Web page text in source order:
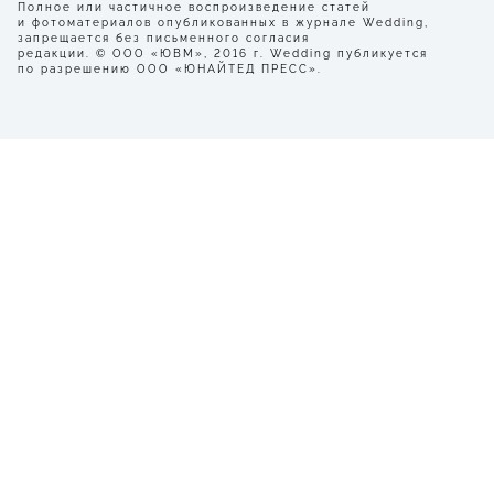
Полное или частичное воспроизведение статей
и фотоматериалов опубликованных в журнале Wedding,
запрещается без письменного согласия
редакции. © ООО «ЮВМ», 2016 г. Wedding публикуется
по разрешению ООО «ЮНАЙТЕД ПРЕСС».